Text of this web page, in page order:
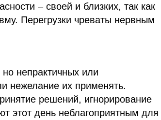
– своей и близких, так как
Перегрузки чреваты нервным
непрактичных или
нежелание их применять.
решений, игнорирование
этот день неблагоприятным для